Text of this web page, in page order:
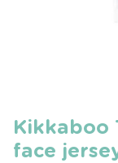
Kikkaboo
face